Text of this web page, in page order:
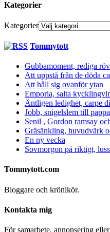
Kategorier
Kategorier
Tommytott
Gubbamoment, rediga
Att uppstå från de döda
Att håll sig ovanför ytan
Emporia, salta
Äntligen ledighet, carpe
Jobb, snigelslem till
Senil , Gordon ramsay
Gräsänkling, huvudvärk
En ny vecka
Sovmorgon på riktigt,
Tommytott.com
Bloggare och krönikör.
Kontakta mig
För samarbete, annonsering